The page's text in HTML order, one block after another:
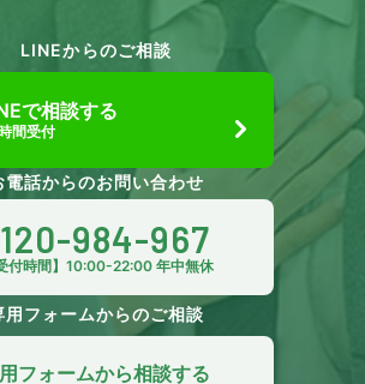
LINEからのご相談
で相談する
間受付
電話からのお問い合わせ
984-967
付時間】10:00-22:00 年中無休
用フォームからのご相談
フォームから相談する